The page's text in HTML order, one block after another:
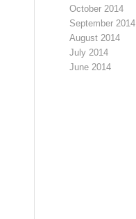
October 2014
September 2014
August 2014
July 2014
June 2014